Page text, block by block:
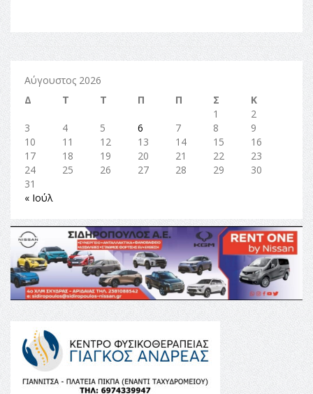
Αύγουστος 2026
Δ
Τ Τ Π Π Σ
Κ
1
2
3
4 5 6 7 8
9
10
11 12 13 14 15
16
17
18 19 20 21 22
23
24
25 26 27 28 29
30
31
« Ιούλ